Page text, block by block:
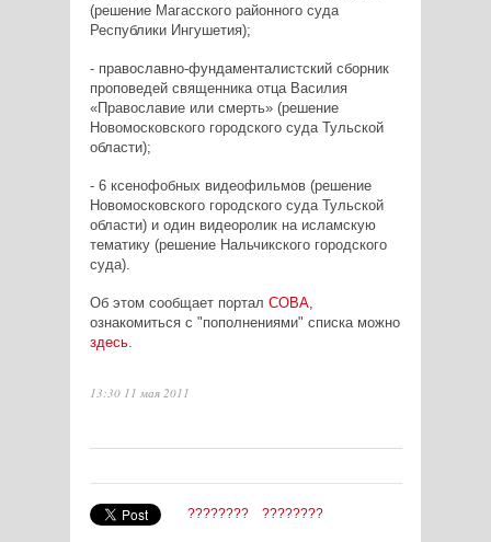
(решение Магасского районного суда
Республики Ингушетия);
- православно-фундаменталистский сборник
проповедей священника отца Василия
«Православие или смерть» (решение
Новомосковского городского суда Тульской
области);
- 6 ксенофобных видеофильмов (решение
Новомосковского городского суда Тульской
области) и один видеоролик на исламскую
тематику (решение Нальчикского городского
суда).
Об этом сообщает портал СОВА,
ознакомиться с "пополнениями" списка можно
здесь.
13:30 11 мая 2011
???????? ????????